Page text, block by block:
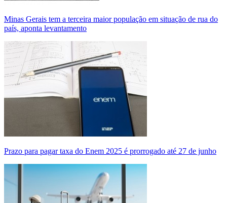
Minas Gerais tem a terceira maior população em situação de rua do
país, aponta levantamento
Prazo para pagar taxa do Enem 2025 é prorrogado até 27 de junho